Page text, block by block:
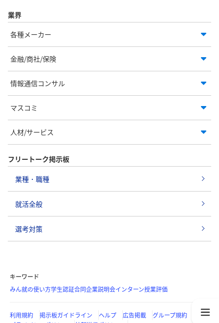
業界
各種メーカー
金融/商社/保険
情報通信コンサル
マスコミ
人材/サービス
フリートーク掲示板
業種・職種
就活全般
選考対策
キーワード
みん就の使い方学生認証合同企業説明会インターン授業評価
利用規約 掲示板ガイドライン ヘルプ 広告掲載
グループ規約